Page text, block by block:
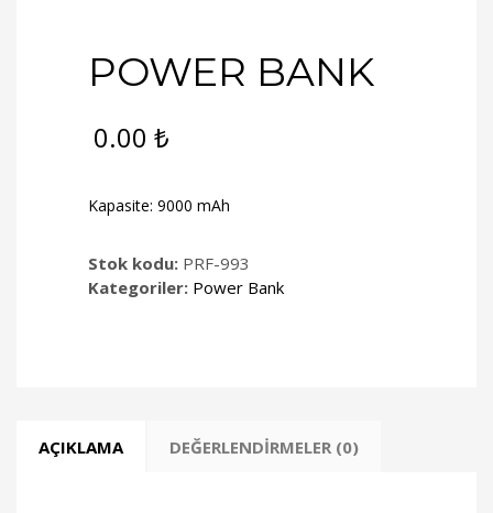
POWER BANK
0.00 ₺
Kapasite: 9000 mAh
Stok kodu: PRF-993
Kategoriler: Power Bank
AÇIKLAMA DEĞERLENDIRMELER (0)